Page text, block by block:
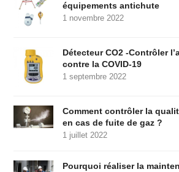
équipements antichute
1 novembre 2022
Détecteur CO2 -Contrôler
contre la COVID-19
1 septembre 2022
Comment contrôler la
en cas de fuite de gaz ?
1 juillet 2022
Pourquoi réaliser la